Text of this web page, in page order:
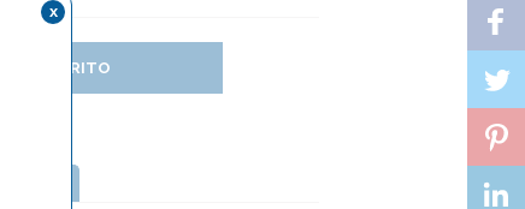
AL CARRITO
x